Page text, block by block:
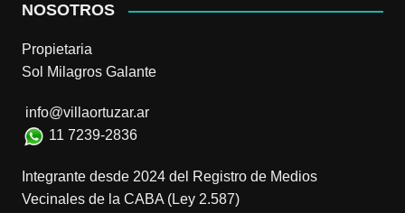
NOSOTROS
Propietaria
Sol Milagros Galante
info@villaortuzar.ar
11 7239-2836
Integrante desde 2024 del Registro de Medios
Vecinales de la CABA (Ley 2.587)